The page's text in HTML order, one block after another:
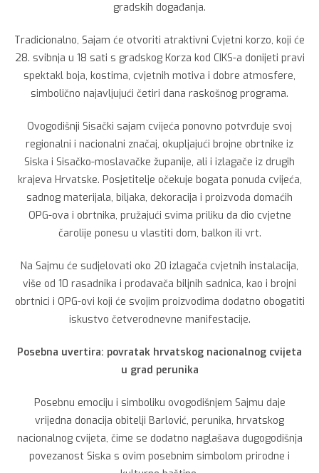
gradskih događanja.
Tradicionalno, Sajam će otvoriti atraktivni Cvjetni korzo, koji će
28. svibnja u 18 sati s gradskog Korza kod CIKS-a donijeti pravi
spektakl boja, kostima, cvjetnih motiva i dobre atmosfere,
simbolično najavljujući četiri dana raskošnog programa.
Ovogodišnji Sisački sajam cvijeća ponovno potvrđuje svoj
regionalni i nacionalni značaj, okupljajući brojne obrtnike iz
Siska i Sisačko-moslavačke županije, ali i izlagače iz drugih
krajeva Hrvatske. Posjetitelje očekuje bogata ponuda cvijeća,
sadnog materijala, biljaka, dekoracija i proizvoda domaćih
OPG-ova i obrtnika, pružajući svima priliku da dio cvjetne
čarolije ponesu u vlastiti dom, balkon ili vrt.
Na Sajmu će sudjelovati oko 20 izlagača cvjetnih instalacija,
više od 10 rasadnika i prodavača biljnih sadnica, kao i brojni
obrtnici i OPG-ovi koji će svojim proizvodima dodatno obogatiti
iskustvo četverodnevne manifestacije.
Posebna uvertira: povratak hrvatskog nacionalnog cvijeta
u grad perunika
Posebnu emociju i simboliku ovogodišnjem Sajmu daje
vrijedna donacija obitelji Barlović, perunika, hrvatskog
nacionalnog cvijeta, čime se dodatno naglašava dugogodišnja
povezanost Siska s ovim posebnim simbolom prirodne i